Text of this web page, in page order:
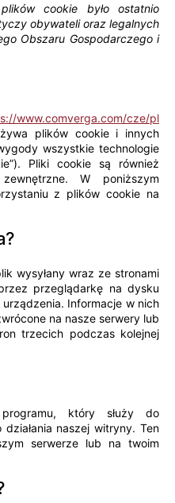
cookie było ostatnio
obywateli oraz legalnych
Obszaru Gospodarczego i
www.comverga.com/cze/pl
plików cookie i innych
wszystkie technologie
Pliki cookie są również
W poniższym
z plików cookie na
wysyłany wraz ze stronami
przeglądarkę na dysku
Informacje w nich
na nasze serwery lub
trzecich podczas kolejnej
który służy do
naszej witryny. Ten
serwerze lub na twoim